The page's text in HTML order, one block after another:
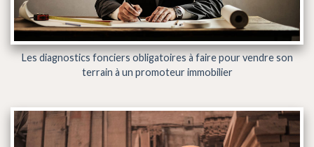
Les diagnostics fonciers obligatoires à faire pour vendre son
terrain à un promoteur immobilier